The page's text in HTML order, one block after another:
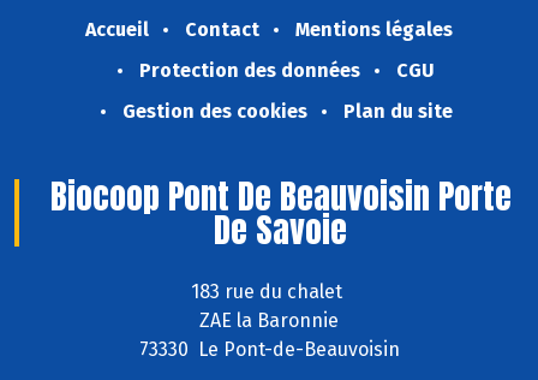
Accueil Contact
Mentions légales
Protection des données
CGU
Gestion des cookies
Plan du site
Biocoop Pont De Beauvoisin Porte
De Savoie
183 rue du chalet
ZAE la Baronnie
73330 Le Pont-de-Beauvoisin